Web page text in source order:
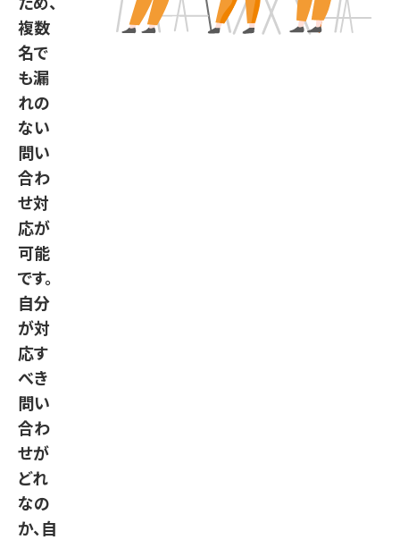
複数
名で
も漏
れの
ない
問い
合わ
せ対
応が
可能
です。
自分
が対
応す
べき
問い
合わ
せが
どれ
なの
か、自